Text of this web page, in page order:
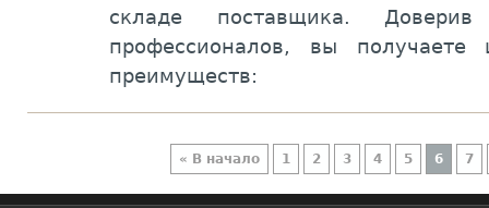
складе поставщика.
профессионалов, вы
преимуществ:
« В начало 1 2 3 4 5 6 7